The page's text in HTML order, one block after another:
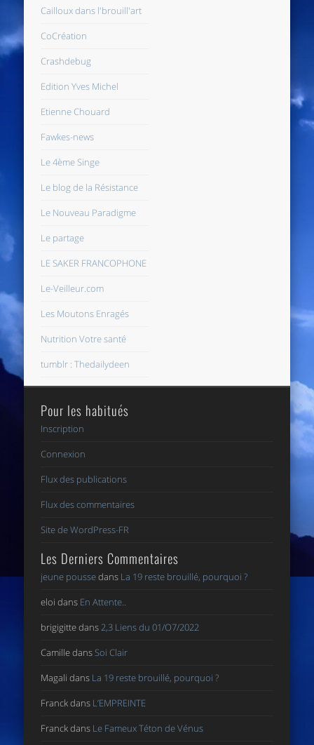
Cailloux dans l'brouill'art
CoCréation
Crashdebug
Edition Yves Michel
Etienne Chouard
Fawkes-news
Le 4ème Singe
Le blog de la Résistance
Le Nouveau Paradigme
Le partage
LE SAKER FRANCOPHONE
Le-Veilleur.com
Les Moutons Enragés
Nutrition Votre santé
tumblr : Thedailydeen
Pour les habitués
Inscription
Connexion
Flux des publications
Flux des commentaires
Site de WordPress-FR
Les Derniers Commentaires
jeune poussedans La 19 reste brouillé, pourquoi ?
eloi dans En Attente..
brigigittedans 2,3 Liens du 01/O7/2022
Camilledans Soi Clair
Magali dans La 19 reste brouillé, pourquoi ?
Franckdans L’EMPREINTE
Franckdans Le Fameux Téton de Vénus